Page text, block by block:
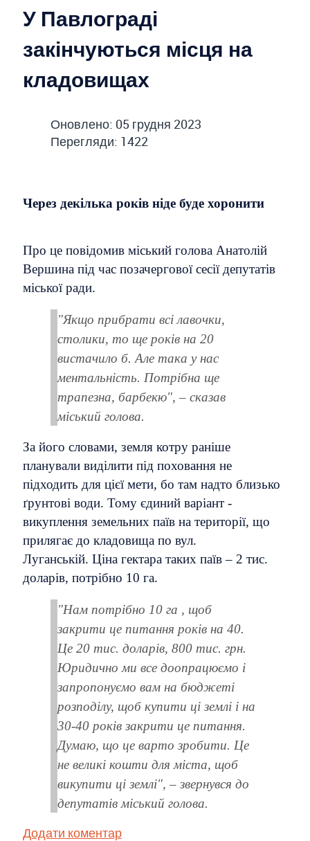
У Павлограді
закінчуються місця на
кладовищах
Оновлено: 05 грудня 2023
Перегляди: 1422
Через декілька років ніде буде хоронити
Про це повідомив міський голова Анатолій
Вершина під час позачергової сесії депутатів
міської ради.
"Якщо прибрати всі лавочки,
столики, то ще років на 20
вистачило б. Але така у нас
ментальність. Потрібна ще
трапезна, барбекю", – сказав
міський голова.
За його словами, земля котру раніше
планували виділити під поховання не
підходить для цієї мети, бо там надто близько
ґрунтові води. Тому єдиний варіант -
викуплення земельних паїв на території, що
прилягає до кладовища по вул.
Луганській. Ціна гектара таких паїв – 2 тис.
доларів, потрібно 10 га.
"Нам потрібно 10 га , щоб
закрити це питання років на 40.
Це 20 тис. доларів, 800 тис. грн.
Юридично ми все доопрацюємо і
запропонуємо вам на бюджеті
розподілу, щоб купити ці землі і на
30-40 років закрити це питання.
Думаю, що це варто зробити. Це
не великі кошти для міста, щоб
викупити ці землі", – звернувся до
депутатів міський голова.
Додати коментар